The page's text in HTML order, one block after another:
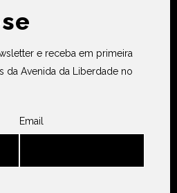
e receba em primeira
da Avenida da Liberdade no
Email